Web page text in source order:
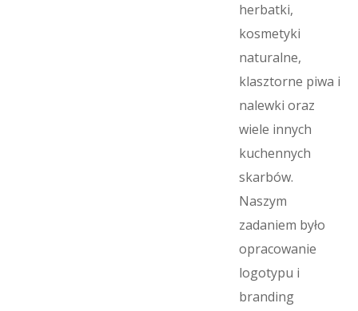
herbatki,
kosmetyki
naturalne,
klasztorne piwa i
nalewki oraz
wiele innych
kuchennych
skarbów.
Naszym
zadaniem było
opracowanie
logotypu i
branding